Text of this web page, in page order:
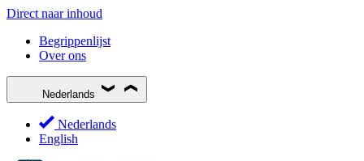
Direct naar inhoud
Begrippenlijst
Over ons
Nederlands
Nederlands
English